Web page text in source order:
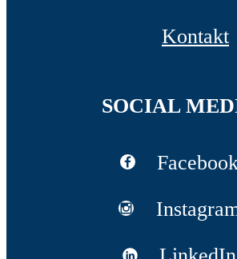
Kontakt
SOCIAL